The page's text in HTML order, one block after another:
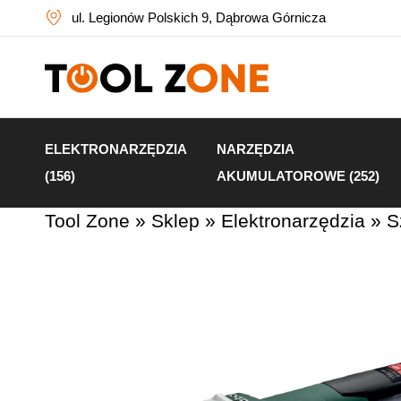
ul. Legionów Polskich 9, Dąbrowa Górnicza
ELEKTRONARZĘDZIA
(156)
NARZĘDZIA
AKUMULATOROWE (252)
Tool Zone » Sklep » Elektronarzędzia »